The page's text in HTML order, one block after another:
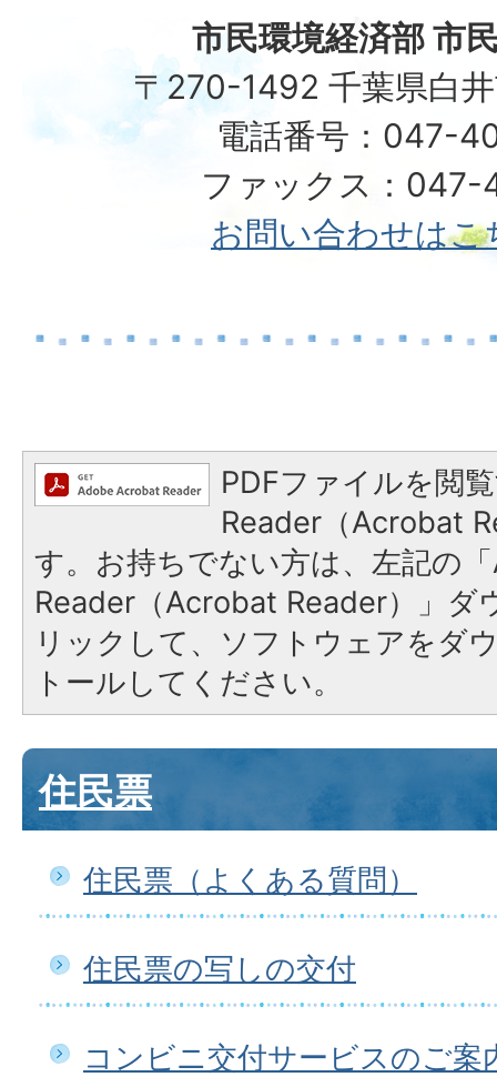
市民環境経済部 市
〒270-1492 千葉県白
電話番号：047-
ファックス：047-
お問い合わせはこ
PDFファイルを閲
Reader（Acrobat
す。お持ちでない方は、左記の
Reader（Acrobat Reader）」ダ
リックして、ソフトウェアをダ
トールしてください。
住民票
住民票（よくある質問）
住民票の写しの交付
コンビニ交付サービスのご案